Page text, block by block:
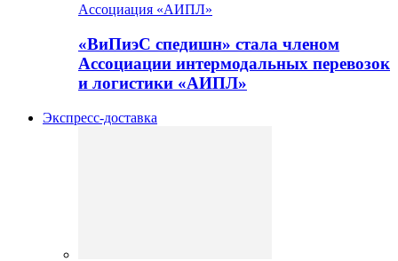
Ассоциация «АИПЛ»
«ВиПиэС спедишн» стала членом
Ассоциации интермодальных перевозок
и логистики «АИПЛ»
Экспресс-доставка